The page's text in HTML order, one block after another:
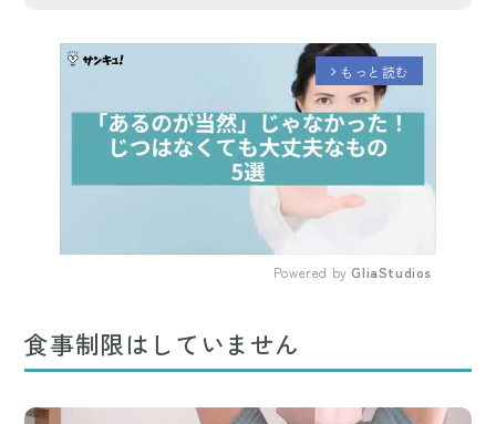
arrow_forward_ios もっと読む
Powered by GliaStudios
食事制限はしていません